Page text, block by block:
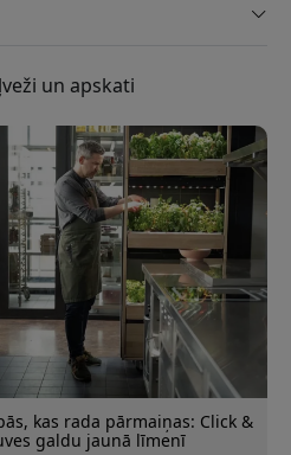
un apskati
kas rada pārmaiņas: Click &
galdu jaunā līmenī